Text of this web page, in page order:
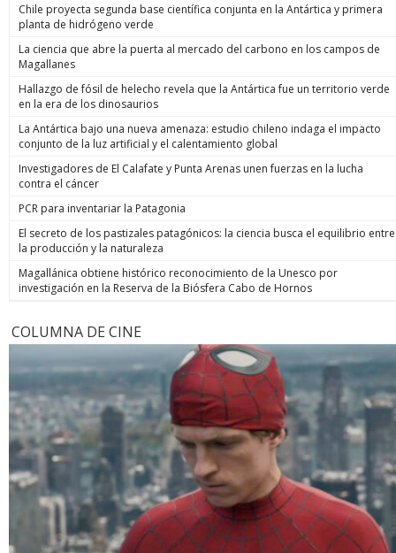
Chile proyecta segunda base científica conjunta en la Antártica y primera
planta de hidrógeno verde
La ciencia que abre la puerta al mercado del carbono en los campos de
Magallanes
Hallazgo de fósil de helecho revela que la Antártica fue un territorio verde
en la era de los dinosaurios
La Antártica bajo una nueva amenaza: estudio chileno indaga el impacto
conjunto de la luz artificial y el calentamiento global
Investigadores de El Calafate y Punta Arenas unen fuerzas en la lucha
contra el cáncer
PCR para inventariar la Patagonia
El secreto de los pastizales patagónicos: la ciencia busca el equilibrio entre
la producción y la naturaleza
Magallánica obtiene histórico reconocimiento de la Unesco por
investigación en la Reserva de la Biósfera Cabo de Hornos
COLUMNA DE CINE